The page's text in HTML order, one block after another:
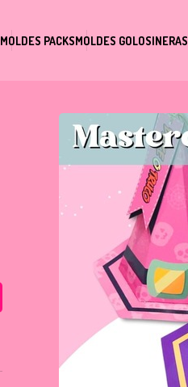
MOLDES PACKSMOLDES GOLOSINERAS